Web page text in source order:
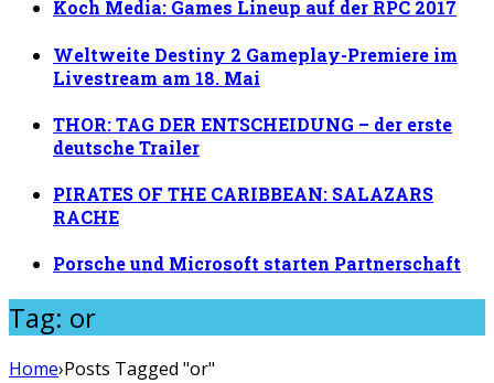
Koch Media: Games Lineup auf der RPC 2017
Weltweite Destiny 2 Gameplay-Premiere im
Livestream am 18. Mai
THOR: TAG DER ENTSCHEIDUNG – der erste
deutsche Trailer
PIRATES OF THE CARIBBEAN: SALAZARS
RACHE
Porsche und Microsoft starten Partnerschaft
Tag: or
Home›Posts Tagged "or"